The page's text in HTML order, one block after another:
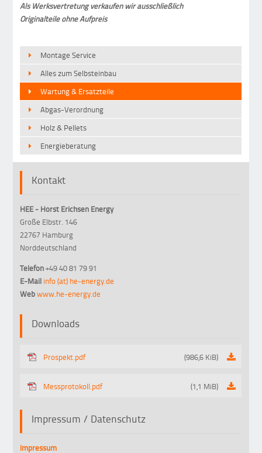
Als Werksvertretung verkaufen wir ausschließlich
Originalteile ohne Aufpreis
Montage Service
Alles zum Selbsteinbau
Wartung & Ersatzteile
Abgas-Verordnung
Holz & Pellets
Energieberatung
Kontakt
HEE - Horst Erichsen Energy
Große Elbstr. 146
22767 Hamburg
Norddeutschland
Telefon+49 40 81 79 91
E-Mail info (at) he-energy.de
Webwww.he-energy.de
Downloads
Prospekt.pdf (986,6 KiB)
Messprotokoll.pdf (1,1 MiB)
Impressum / Datenschutz
Impressum